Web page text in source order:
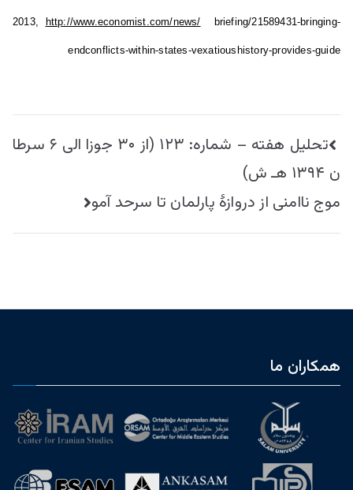
2013, http://www.economist.com/news/ briefing/21589431-bringing-
endconflicts-within-states-vexatioushistory-provides-guide
راهبری
نوشته
تحليل هفته – شماره: ۱۲۳ (از ۳۰ جوزا الی ۶ سرطا
ن ۱۳۹۴ هـ ش)
موج ناامنی از دروازۀ پارلمان تا سرحد آمو
همکاران ما